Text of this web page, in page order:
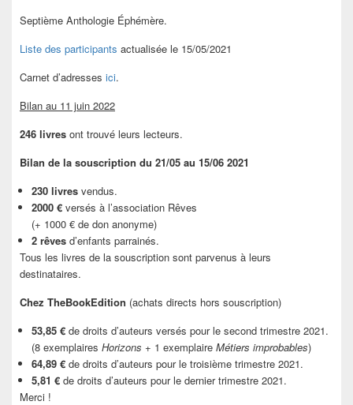
Septième Anthologie Éphémère.
Liste des participants actualisée le 15/05/2021
Carnet d’adresses ici.
Bilan au 11 juin 2022
246 livres ont trouvé leurs lecteurs.
Bilan de la souscription du 21/05 au 15/06 2021
230 livres vendus.
2000 € versés à l’association Rêves
(+ 1000 € de don anonyme)
2 rêves d’enfants parrainés.
Tous les livres de la souscription sont parvenus à leurs
destinataires.
Chez TheBookEdition (achats directs hors souscription)
53,85 € de droits d’auteurs versés pour le second trimestre 2021.
(8 exemplaires Horizons + 1 exemplaire Métiers improbables)
64,89 € de droits d’auteurs pour le troisième trimestre 2021.
5,81 € de droits d’auteurs pour le dernier trimestre 2021.
Merci !